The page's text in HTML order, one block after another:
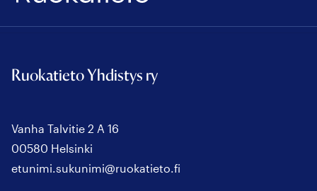
Ruokatieto Yhdistys ry
Vanha Talvitie 2 A 16
00580 Helsinki
etunimi.sukunimi@ruokatieto.fi